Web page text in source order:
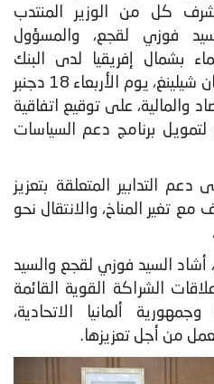
كل من الوزير المنتدب
فوزي لقجع، والمسؤول
بشمال إفريقيا لدى البنك
الألماني للتنمية، السيد يان شيلينغ، يوم الأربعاء 18 دجنبر
والمالية، على توقيع اتفاقية
أورو لتمويل برنامج دعم السياسات
التدابير المتعلقة بتعزيز
تغير المناخ، والانتقال نحو
السيد فوزي لقجع والسيد
الشراكة القوية القائمة
ألمانيا الاتحادية،
من أجل تعزيزها.